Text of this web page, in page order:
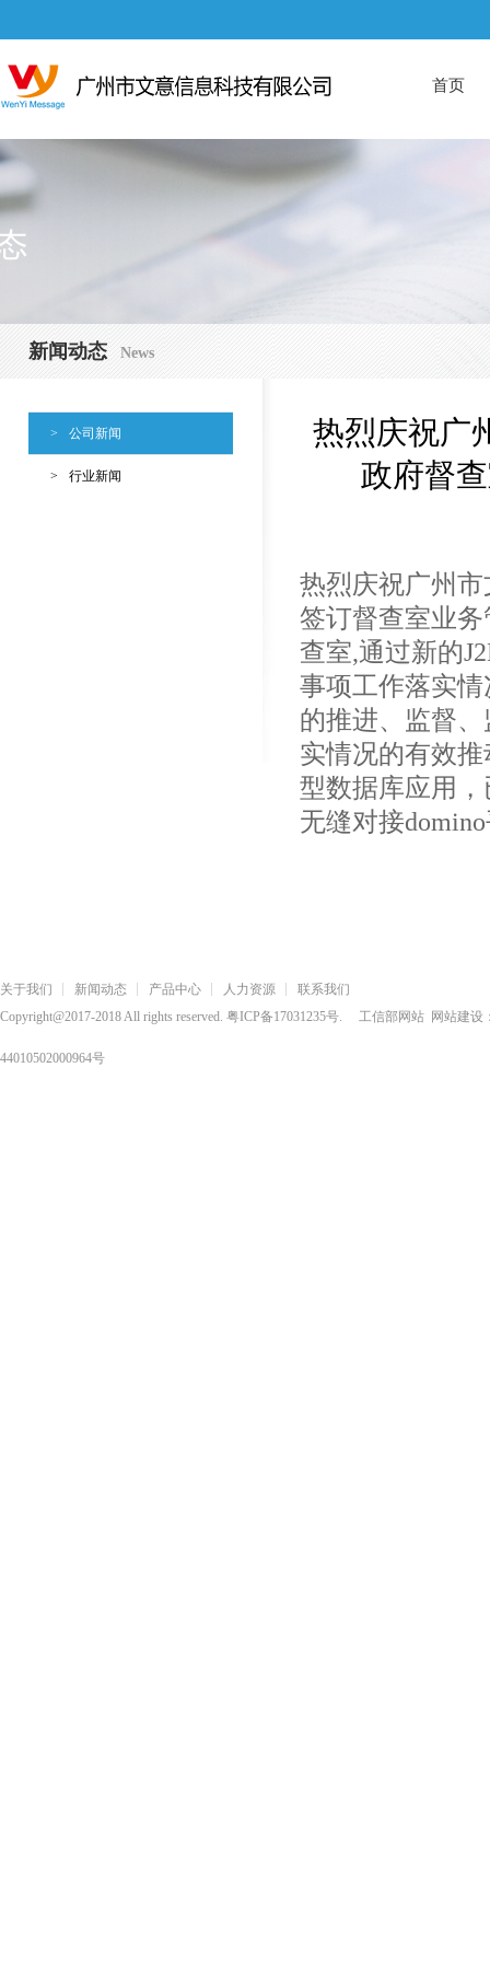
首页
新闻动态 News
> 公司新闻
> 行业新闻
热烈庆祝广
政府督
热烈庆祝广州
签订督查室业
查室,通过新的
事项工作落实
的推进、监督
实情况的有效
型数据库应用
无缝对接
关于我们 新闻动态 产品中心 人力资源
联系我们
Copyright@2017-2018 All rights reserved. 粤ICP备17031235号. 工信部网站 网站建设
44010502000964号